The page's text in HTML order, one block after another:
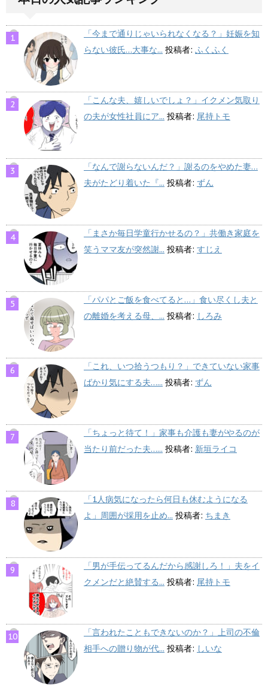
「今まで通りじゃいられなくなる？」妊娠を知
らない彼氏…大事な... 投稿者: ふくふく
「こんな夫、嬉しいでしょ？」イクメン気取り
の夫が女性社員にア... 投稿者: 尾持トモ
「なんで謝らないんだ？」謝るのをやめた妻…
夫がたどり着いた『... 投稿者: ずん
「まさか毎日学童行かせるの？」共働き家庭を
笑うママ友が突然謝... 投稿者: すじえ
「パパとご飯を食べてると…」食い尽くし夫と
の離婚を考える母、... 投稿者: しろみ
「これ、いつ拾うつもり？」できていない家事
ばかり気にする夫…... 投稿者: ずん
「ちょっと待て！」家事も介護も妻がやるのが
当たり前だった夫…... 投稿者: 新垣ライコ
「1人病気になったら何日も休むようになる
よ」周囲が採用を止め... 投稿者: ちまき
「男が手伝ってるんだから感謝しろ！」夫をイ
クメンだと絶賛する... 投稿者: 尾持トモ
「言われたこともできないのか？」上司の不倫
相手への贈り物が代... 投稿者: しいな